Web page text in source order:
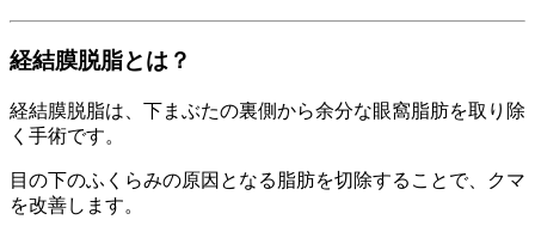
経結膜脱脂とは？
経結膜脱脂は、下まぶたの裏側から余分な眼窩脂肪を取り除
く手術です。
目の下のふくらみの原因となる脂肪を切除することで、クマ
を改善します。